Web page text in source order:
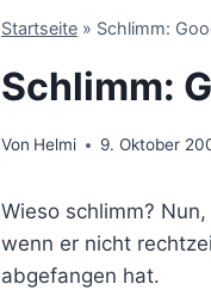
Startseite » Schlimm:
Schlimm:
Von Helmi 9. Oktober
Wieso schlimm?
wenn er nicht
abgefangen hat.